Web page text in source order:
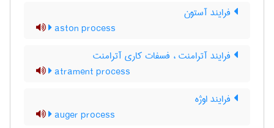
فرایند آستون
aston process
فرایند آترامنت ، فسفات کاری آترامنت
atrament process
فرایند اوژه
auger process